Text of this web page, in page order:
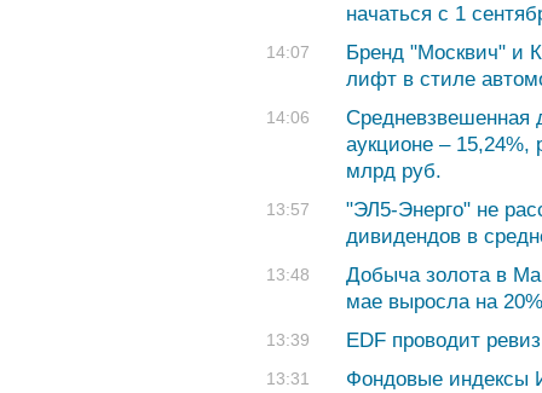
начаться с 1
14:07
Бренд "Москвич" и
лифт в стиле
14:06
Средневзвешенная
аукционе –
млрд руб.
13:57
"ЭЛ5-Энерго" не
дивидендов в
13:48
Добыча золота в
мае выросла на 20%
13:39 EDF проводит
13:31
Фондовые индексы